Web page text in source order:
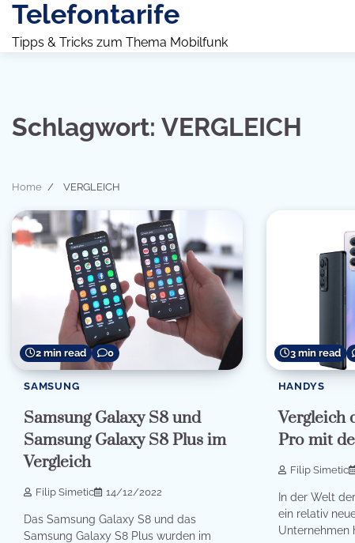
Skip
content
Telefontarife
Tipps & Tricks zum Thema Mobilfunk
Schlagwort: VERGLEICH
Home VERGLEICH
2 min read 0
SAMSUNG
Samsung Galaxy S8 und
Samsung Galaxy S8 Plus im
Vergleich
Filip Simetic 14/12/2022
Das Samsung Galaxy S8 und das
Samsung Galaxy S8 Plus wurden im
3 min read
HANDYS
Vergleich
Pro mit
Filip Simetic
In der Welt
ein relativ
Unternehmen